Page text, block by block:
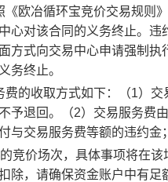
欧冶循环宝竞价交易规则
心对该合同的义务终止。
方式向交易中心申请强制
务终止。
的收取方式如下：（1）
予退回。（2）交易服务费
与交易服务费等额的违约
竞价场次，具体事项将在
除，请确保资金账户中有